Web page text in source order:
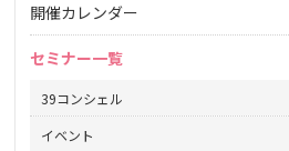
開催カレンダー
セミナー一覧
39コンシェル
イベント